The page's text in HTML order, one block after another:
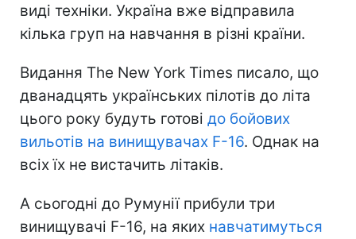
виді техніки. Україна вже відправила
кілька груп на навчання в різні країни.
Видання The New York Times писало, що
дванадцять українських пілотів до літа
цього року будуть готові до бойових
вильотів на винищувачах F-16. Однак на
всіх їх не вистачить літаків.
А сьогодні до Румунії прибули три
винищувачі F-16, на яких навчатимуться